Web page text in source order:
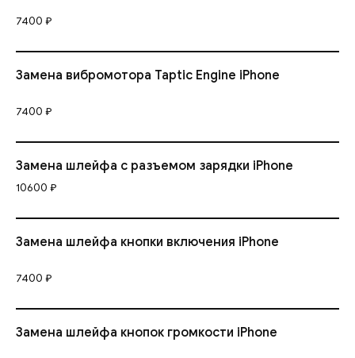
7400 ₽
Замена вибромотора Taptic Engine iPhone
7400 ₽
Замена шлейфа с разъемом зарядки iPhone
10600 ₽
Замена шлейфа кнопки включения iPhone
7400 ₽
Замена шлейфа кнопок громкости iPhone